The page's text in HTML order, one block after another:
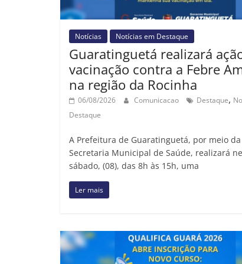
Notícias Notícias em Destaque
Guaratinguetá realizará
vacinação contra a Febre
na região da Rocinha
06/08/2026 Comunicacao Destaque,
Destaque
A Prefeitura de Guaratinguetá, por meio da
Secretaria Municipal de Saúde, realizará
sábado, (08), das 8h às 15h, uma
Ler mais